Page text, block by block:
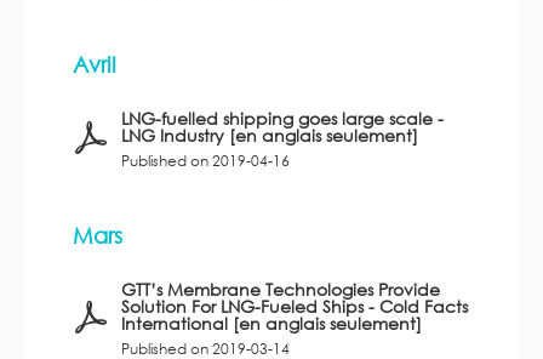
Avril
LNG-fuelled shipping goes large scale -
LNG Industry [en anglais seulement]
Published on 2019-04-16
Mars
GTT’s Membrane Technologies Provide
Solution For LNG-Fueled Ships - Cold Facts
International [en anglais seulement]
Published on 2019-03-14